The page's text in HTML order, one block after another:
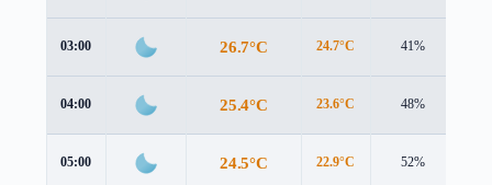
03:00 26.7°C 24.7°C 41%
04:00 25.4°C 23.6°C 48%
05:00 24.5°C 22.9°C 52%